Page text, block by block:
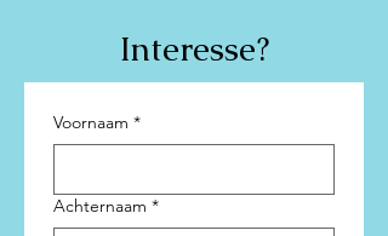
Interesse?
Voornaam *
Achternaam *